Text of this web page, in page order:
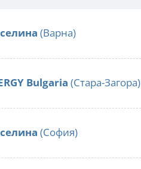
(Варна)
Bulgaria (Стара-Загора)
(София)